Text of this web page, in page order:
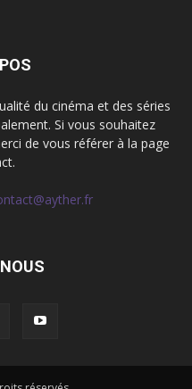
du cinéma et des séries
Si vous souhaitez
de vous référer à la page